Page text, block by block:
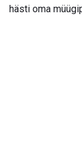
hästi oma